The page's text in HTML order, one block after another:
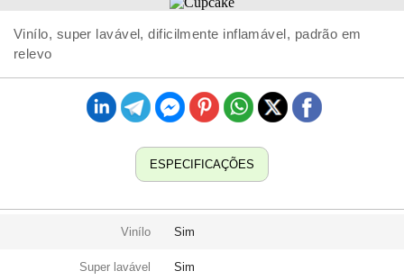
Vinílo, super lavável, dificilmente inflamável, padrão em
relevo
ESPECIFICAÇÕES
Vinílo Sim
Super lavável Sim